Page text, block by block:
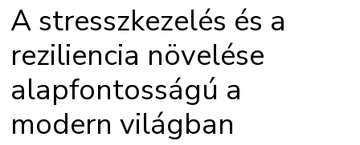
A stresszkezelés és a
reziliencia növelése
alapfontosságú a
modern világban